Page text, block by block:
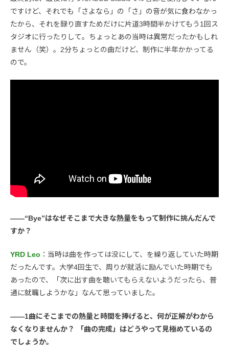
ですけど、それでも「さよなら」の「さ」の音が気に食わなかっ
たから、それを録り直すためだけに片道3時間半かけてもう1回ス
タジオに行ったりして。ちょっとあの当時は異常だったかもしれ
ません（笑）。2分ちょっとの曲だけど、制作に半年かかってる
ので。
――“Bye”はなぜそこまで大きな熱量をもって制作に挑んだんで
すか？
YRD Leo ：当時は曲を作っては没にして、を繰り返していた時期
だったんです。大学4回生で、周りが就活に励んでいた時期でも
あったので、「次に出す曲を聴いてもらえないようだったら、普
通に就職しようかな」なんて思っていました。
――1曲にそこまでの熱量と時間を捧げると、何が正解がわから
なくなりませんか？ 「曲の完成」はどうやって見極めているの
でしょうか。